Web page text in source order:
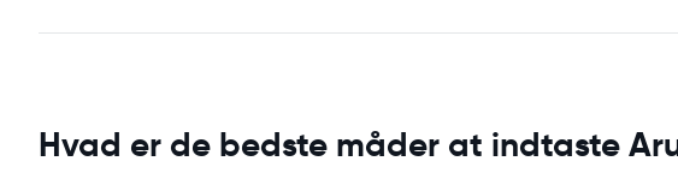
Hvad er de bedste måder at indtaste